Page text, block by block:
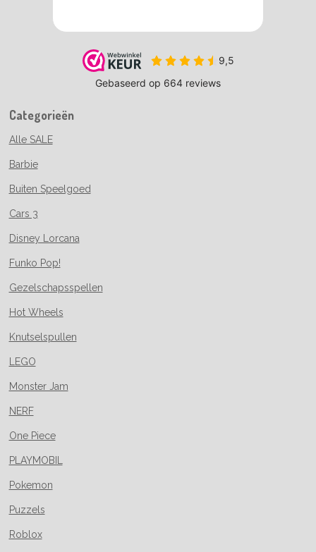
Categorieën
Alle SALE
Barbie
Buiten Speelgoed
Cars 3
Disney Lorcana
Funko Pop!
Gezelschapsspellen
Hot Wheels
Knutselspullen
LEGO
Monster Jam
NERF
One Piece
PLAYMOBIL
Pokemon
Puzzels
Roblox